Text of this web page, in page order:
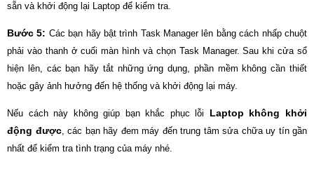
sẵn và khởi động lại Laptop để kiểm tra.
Bước 5: Các bạn hãy bật trình Task Manager lên bằng cách nhấp chuột
phải vào thanh ở cuối màn hình và chọn Task Manager. Sau khi cửa sổ
hiện lên, các bạn hãy tắt những ứng dụng, phần mềm không cần thiết
hoặc gây ảnh hưởng đến hệ thống và khởi động lại máy.
Nếu cách này không giúp bạn khắc phục lỗi Laptop không khởi
động được, các bạn hãy đem máy đến trung tâm sửa chữa uy tín gần
nhất để kiểm tra tình trạng của máy nhé.